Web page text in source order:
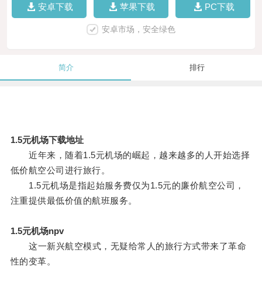
安卓下载 苹果下载 PC下载
安卓市场，安全绿色
简介 排行
1.5元机场下载地址
近年来，随着1.5元机场的崛起，越来越多的人开始选择
低价航空公司进行旅行。
1.5元机场是指起始服务费仅为1.5元的廉价航空公司，
注重提供最低价值的航班服务。
1.5元机场npv
这一新兴航空模式，无疑给常人的旅行方式带来了革命
性的变革。